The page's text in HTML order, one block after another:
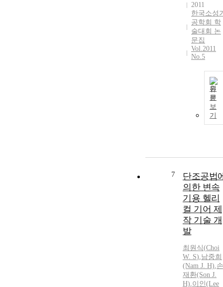
2011
한국소성
공학회 학
술대회 논
문집
Vol.2011
No.5
원
문
보
기
7
단조공법
의한 변속
기용 헬리
컬 기어 제
작 기술 개
발
최원식(Choi
W. S),남중희
(Nam J. H),손
재환(Son J.
H),이인(Lee